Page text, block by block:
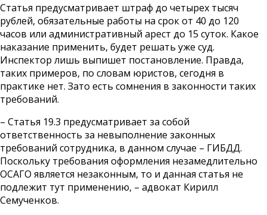
Статья предусматривает штраф до четырех тысяч
рублей, обязательные работы на срок от 40 до 120
часов или административный арест до 15 суток. Какое
наказание применить, будет решать уже суд.
Инспектор лишь выпишет постановление. Правда,
таких примеров, по словам юристов, сегодня в
практике нет. Зато есть сомнения в законности таких
требований.
– Статья 19.3 предусматривает за собой
ответственность за невыполнение законных
требований сотрудника, в данном случае – ГИБДД.
Поскольку требования оформления незамедлительно
ОСАГО является незаконным, то и данная статья не
подлежит тут применению, – адвокат Кирилл
Семученков.